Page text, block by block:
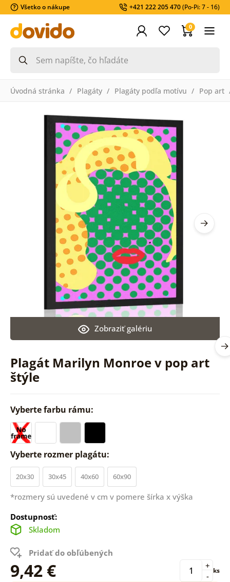
Všetko o nákupe +421 222 205 470(Po-Pi: 7 - 16)
0
Úvodná stránka Plagáty Plagáty podľa motívu Pop art
Plagát Marilyn Monroe v pop art
štýle
Zobraziť galériu
Vyberte farbu rámu:
Vyberte rozmer plagátu:
20x30 30x45 40x60 60x90
*rozmery sú uvedené v cm v pomere šírka x výška
Dostupnosť:
Skladom
Pridať do obľúbených
9,42 € -
+ ks